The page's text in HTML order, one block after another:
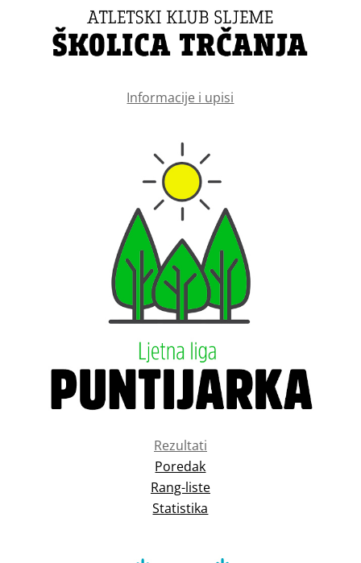
Informacije i upisi
Rezultati
Poredak
Rang-liste
Statistika